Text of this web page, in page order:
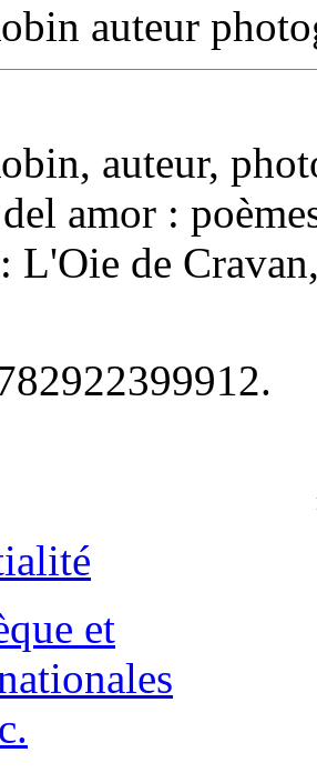
auteur
auteur,
amor :
L'Oie de
.